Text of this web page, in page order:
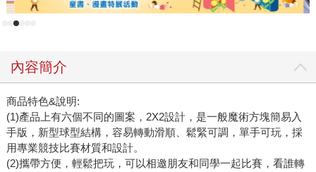
內容簡介
商品特色&說明:
(1)產品上有六個不同的圖案，2X2設計，是一般魔術方塊簡易入
手版，新型球型結構，容易轉動滑順、鬆緊可調，單手可玩，採
用專業競技比賽材質和設計。
(2)攜帶方便，輕鬆把玩，可以相邀朋友和同學一起比賽，看誰轉